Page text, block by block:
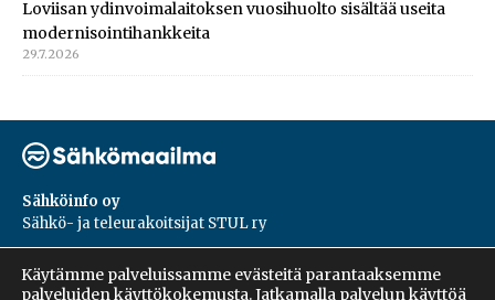
Loviisan ydinvoimalaitoksen vuosihuolto sisältää useita
modernisointihankkeita
29.7.2026
Sähköinfo oy
Sähkö- ja teleurakoitsijat STUL ry
PL 55, 02601, Espoo
Harakantie 18 B
Käytämme palveluissamme evästeitä parantaaksemme
palveluiden käyttökokemusta. Jatkamalla palvelun käyttöä